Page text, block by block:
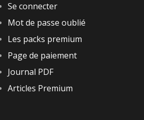
Se connecter
Mot de passe oublié
Les packs premium
Page de paiement
Journal PDF
Articles Premium